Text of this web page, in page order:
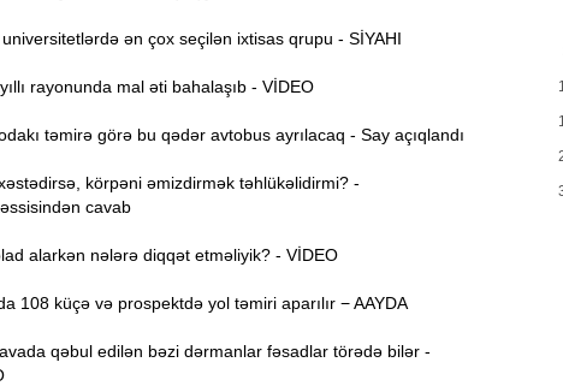
ən çox seçilən ixtisas qrupu - SİYAHI
rayonunda mal əti bahalaşıb - VİDEO
təmirə görə bu qədər avtobus ayrılacaq - Say açıqlandı
körpəni əmizdirmək təhlükəlidirmi? -
cavab
alarkən nələrə diqqət etməliyik? - VİDEO
108 küçə və prospektdə yol təmiri aparılır − AAYDA
qəbul edilən bəzi dərmanlar fəsadlar törədə bilər -